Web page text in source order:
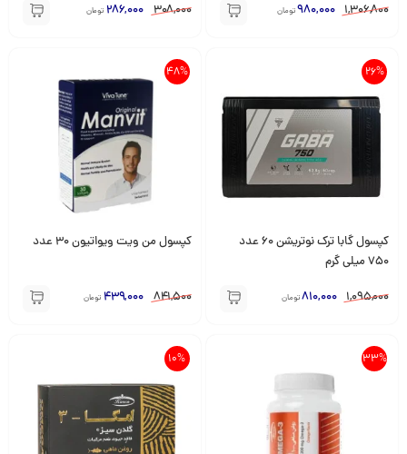
1,306,800
980,000 تومان 308,000
286,000 تومان
26%
کپسول گابا ترک نوتریشن 60 عدد
750 میلی گرم
1,095,000
810,000 تومان
48%
کپسول من ویت ویواتیون 30 عدد
841,500
439,000 تومان
33%
10%